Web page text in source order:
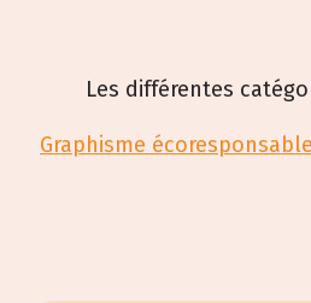
Les différentes
Graphisme écoresponsable